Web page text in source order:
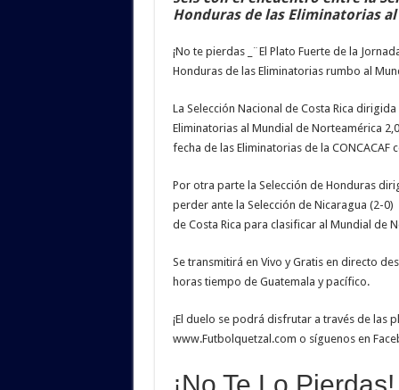
Honduras de las Eliminatorias
¡No te pierdas _¨El Plato Fuerte de la
Honduras de las Eliminatorias rumbo al
La Selección Nacional de Costa Rica
Eliminatorias al Mundial de Norteamérica
fecha de las Eliminatorias de la
Por otra parte la Selección de Honduras
perder ante la Selección de Nicaragua (2-
de Costa Rica para clasificar al Mundial de
Se transmitirá en Vivo y Gratis en directo
horas tiempo de Guatemala y pacífico.
¡El duelo se podrá disfrutar a través de las
www.Futbolquetzal.com o síguenos en
¡No Te Lo Pierdas!